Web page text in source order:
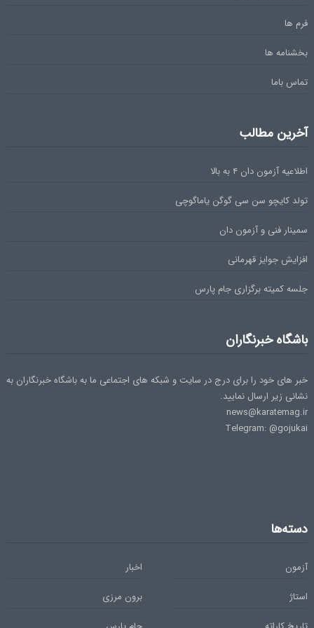
فرم ها
بخشنامه ها
تماس باما
آخرین مطالب
اطلاعیه آزمون دان ۴ به بالا
تولد کایچو سن سی گوگن یاماگوچی
سمینار فنی و آزمون دان
افزایش جوایز قهرمانی
جلسه کمیته برگزاری جام پارس
باشگاه خبرنگاران
خبر های خود را برای درج در سایت و شبکه های اجتماعی ما به باشگاه خبرنگاران به
نشانی زیر ارسال نمایید.
news@karatemag.ir
Telegram: @gojukai
دسته‌ها
آزمون
اخبار
استاژ
برون مرزی